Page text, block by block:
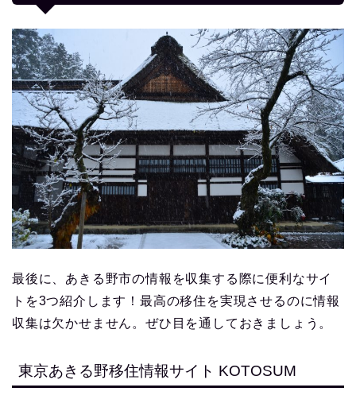
最後に、あきる野市の情報を収集する際に便利なサイ
トを3つ紹介します！最高の移住を実現させるのに情報
収集は欠かせません。ぜひ目を通しておきましょう。
東京あきる野移住情報サイト KOTOSUM